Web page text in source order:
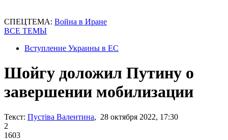
СПЕЦТЕМА: Война в Иране
ВСЕ ТЕМЫ
Вступление Украины в ЕС
Шойгу доложил Путину о
завершении мобилизации
Текст: Пустіва Валентина, 28 октября 2022, 17:30
2
1603